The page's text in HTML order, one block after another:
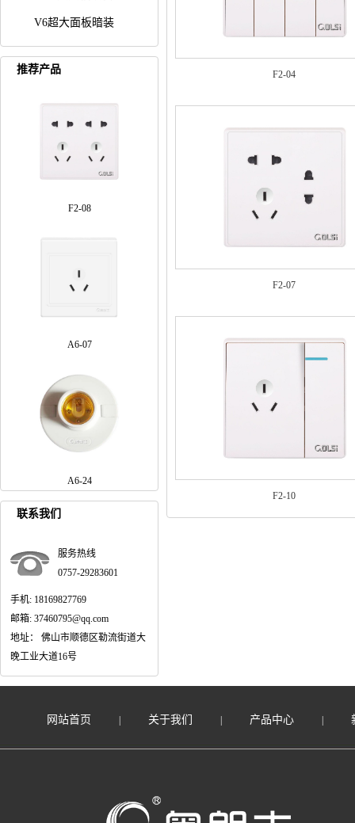
V6超大面板暗装
推荐产品
F2-08
A6-07
A6-24
联系我们
服务热线
0757-29283601
手机: 18169827769
邮箱: 37460795@qq.com
地址： 佛山市顺德区勒流街道大
晚工业大道16号
F2-04
F2-07
F2-10
网站首页 关于我们 产品中心